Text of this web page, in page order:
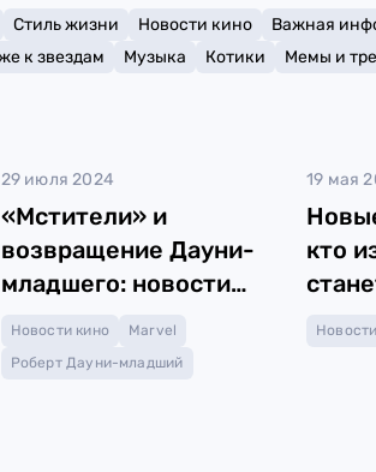
Стиль жизни Новости кино Важная
к звездам Музыка Котики Мемы и
29 июля 2024
«Мстители» и
возвращение Дауни-
младшего: новости
Marvel
Новости кино
Marvel
Роберт Дауни-младший
19 мая
кто